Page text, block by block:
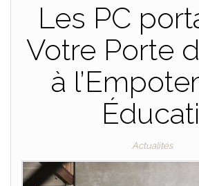
Les PC
Votre Porte
à
Actualités